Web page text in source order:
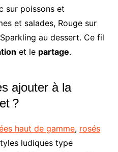
sur poissons et
et salades, Rouge sur
au dessert. Ce fil
et le partage.
ajouter à la
?
haut de gamme, rosés
ludiques type